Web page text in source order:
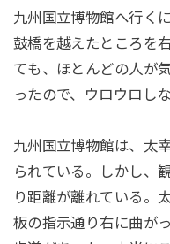
九州国立博物館へ行く
鼓橋を越えたところを
ても、ほとんどの人が
ったので、ウロウロし
九州国立博物館は、太
られている。しかし、
り距離が離れている。
板の指示通り右に曲が